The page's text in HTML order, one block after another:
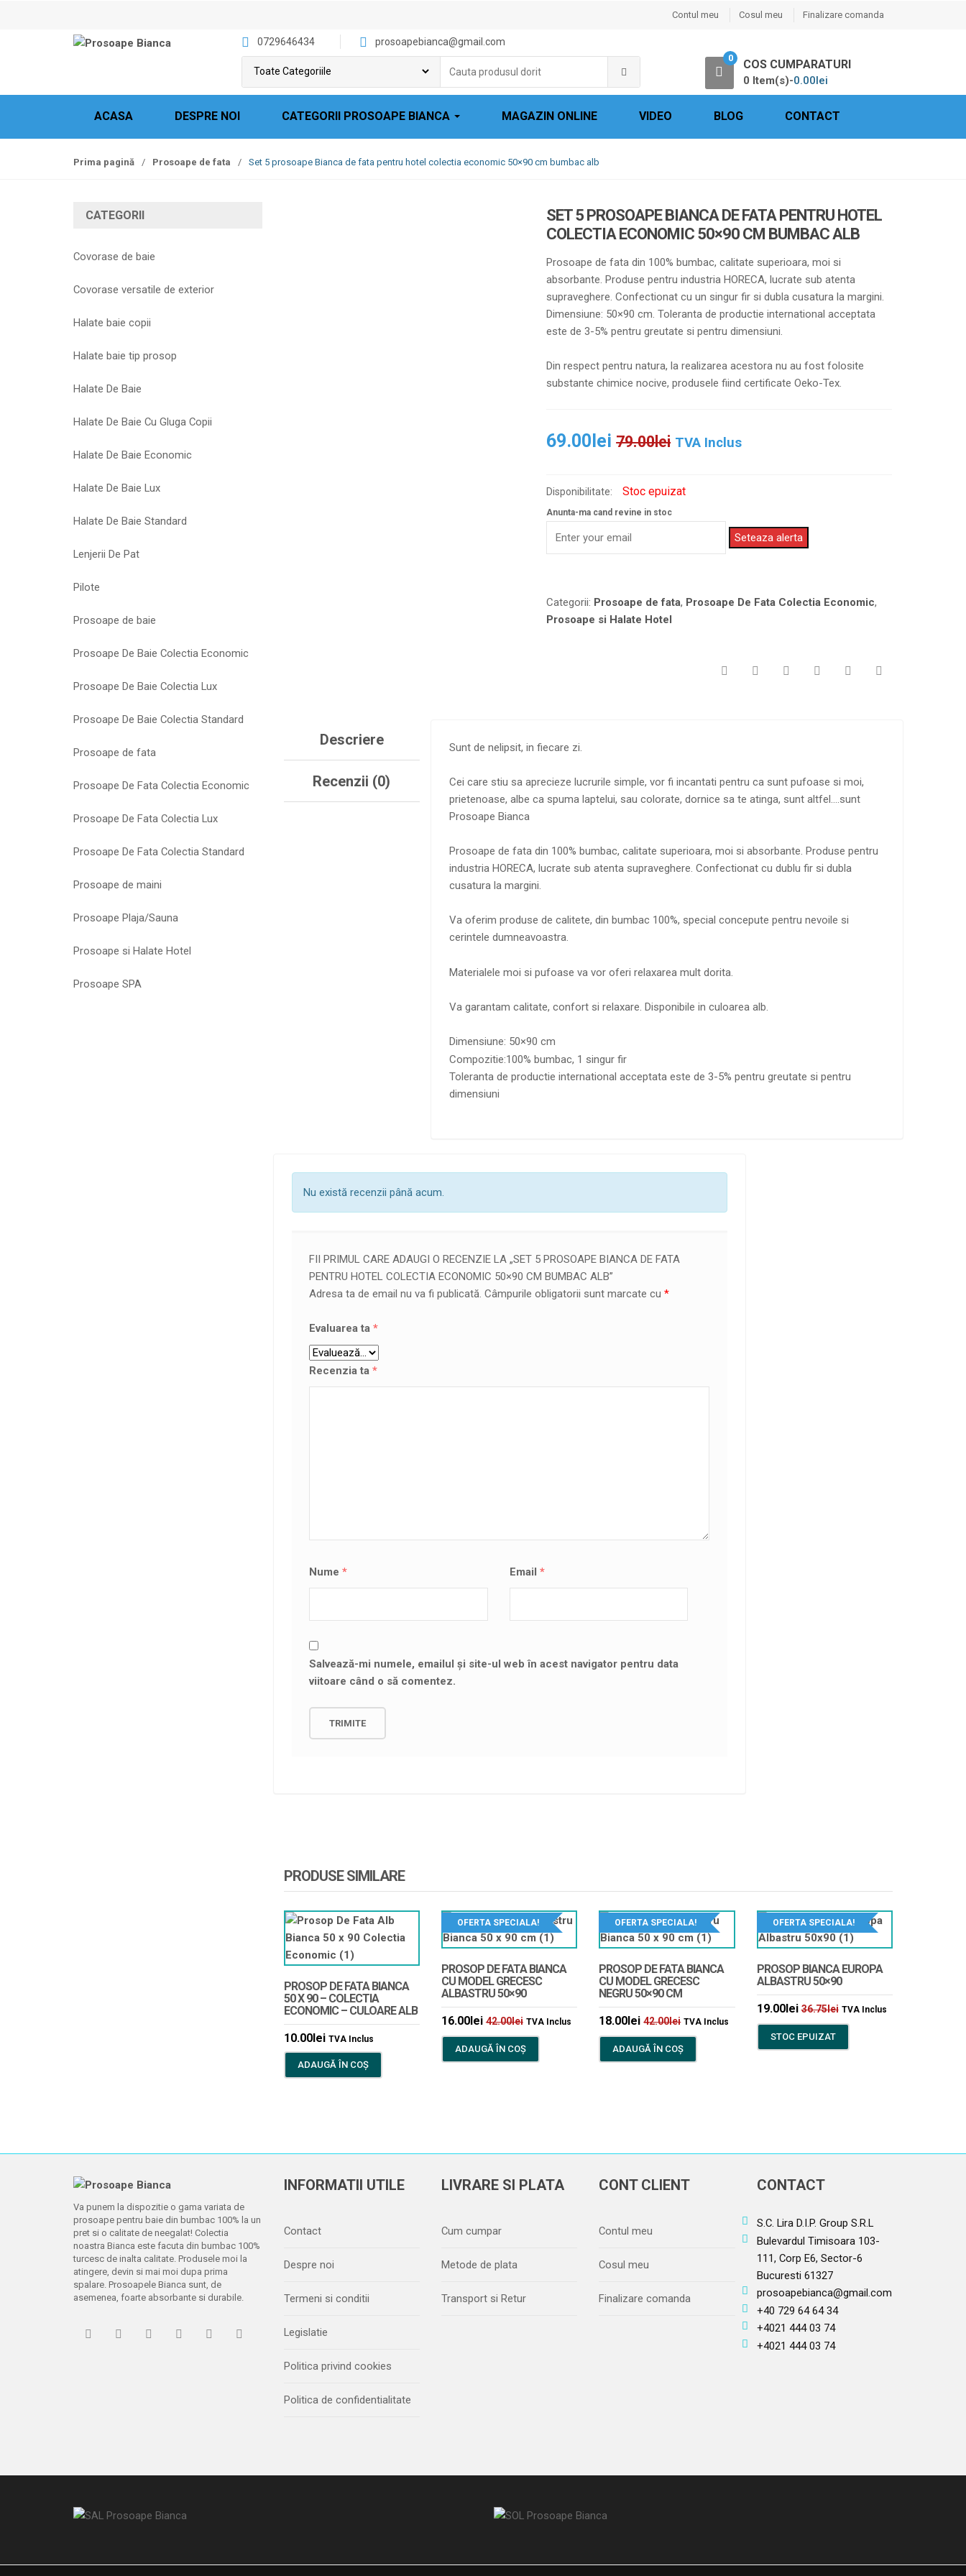
o
o
Contul meu Cosul meu Finalizare comanda
0729646434 prosoapebianca@gmail.com
produsul
dorit:
0 COS CUMPARATURI
0 Item(s)-0.00lei
ACASA DESPRE NOI CATEGORII PROSOAPE BIANCA MAGAZIN ONLINE VIDEO BLOG CONTACT
Prima pagină / Prosoape de fata / Set 5 prosoape Bianca de fata pentru hotel colectia economic 50×90 cm bumbac alb
SET 5 PROSOAPE BIANCA DE FATA PENTRU HOTEL
COLECTIA ECONOMIC 50×90 CM BUMBAC ALB
Prosoape de fata din 100% bumbac, calitate superioara, moi si
absorbante. Produse pentru industria HORECA, lucrate sub atenta
supraveghere. Confectionat cu un singur fir si dubla cusatura la margini.
Dimensiune: 50×90 cm. Toleranta de productie international acceptata
este de 3-5% pentru greutate si pentru dimensiuni.
Din respect pentru natura, la realizarea acestora nu au fost folosite
substante chimice nocive, produsele fiind certificate Oeko-Tex.
69.00 lei 79.00lei TVA Inclus
Disponibilitate: Stoc epuizat
Anunta-ma cand revine in stoc
Seteaza alerta
Categorii: Prosoape de fata, Prosoape De Fata Colectia Economic,
Prosoape si Halate Hotel
Descriere
Recenzii (0)
Sunt de nelipsit, in fiecare zi.
Cei care stiu sa aprecieze lucrurile simple, vor fi incantati pentru ca sunt pufoase si moi,
prietenoase, albe ca spuma laptelui, sau colorate, dornice sa te atinga, sunt altfel….sunt
Prosoape Bianca
Prosoape de fata din 100% bumbac, calitate superioara, moi si absorbante. Produse pentru
industria HORECA, lucrate sub atenta supraveghere. Confectionat cu dublu fir si dubla
cusatura la margini.
Va oferim produse de calitete, din bumbac 100%, special concepute pentru nevoile si
cerintele dumneavoastra.
Materialele moi si pufoase va vor oferi relaxarea mult dorita.
Va garantam calitate, confort si relaxare. Disponibile in culoarea alb.
Dimensiune: 50×90 cm
Compozitie:100% bumbac, 1 singur fir
Toleranta de productie international acceptata este de 3-5% pentru greutate si pentru
dimensiuni
Nu există recenzii până acum.
FII PRIMUL CARE ADAUGI O RECENZIE LA „SET 5 PROSOAPE BIANCA DE FATA
PENTRU HOTEL COLECTIA ECONOMIC 50×90 CM BUMBAC ALB”
Adresa ta de email nu va fi publicată. Câmpurile obligatorii sunt marcate cu *
Evaluarea ta *
Recenzia ta *
Nume * Email *
Salvează-mi numele, emailul și site-ul web în acest navigator pentru data
viitoare când o să comentez.
PRODUSE SIMILARE
PROSOP DE FATA BIANCA
50 X 90 – COLECTIA
ECONOMIC – CULOARE ALB
10.00lei TVA Inclus
ADAUGĂ ÎN COȘ
OFERTA SPECIALA!
PROSOP DE FATA BIANCA
CU MODEL GRECESC
ALBASTRU 50×90
16.00lei 42.00lei TVA Inclus
ADAUGĂ ÎN COȘ
OFERTA SPECIALA!
PROSOP DE FATA BIANCA
CU MODEL GRECESC
NEGRU 50×90 CM
18.00lei 42.00lei TVA Inclus
ADAUGĂ ÎN COȘ
OFERTA SPECIALA!
PROSOP BIANCA EUROPA
ALBASTRU 50×90
19.00lei 36.75lei TVA Inclus
STOC EPUIZAT
CATEGORII
Covorase de baie
Covorase versatile de exterior
Halate baie copii
Halate baie tip prosop
Halate De Baie
Halate De Baie Cu Gluga Copii
Halate De Baie Economic
Halate De Baie Lux
Halate De Baie Standard
Lenjerii De Pat
Pilote
Prosoape de baie
Prosoape De Baie Colectia Economic
Prosoape De Baie Colectia Lux
Prosoape De Baie Colectia Standard
Prosoape de fata
Prosoape De Fata Colectia Economic
Prosoape De Fata Colectia Lux
Prosoape De Fata Colectia Standard
Prosoape de maini
Prosoape Plaja/Sauna
Prosoape si Halate Hotel
Prosoape SPA
Va punem la dispozitie o gama variata de
prosoape pentru baie din bumbac 100% la un
pret si o calitate de neegalat! Colectia
noastra Bianca este facuta din bumbac 100%
turcesc de inalta calitate. Produsele moi la
atingere, devin si mai moi dupa prima
spalare. Prosoapele Bianca sunt, de
asemenea, foarte absorbante si durabile.
INFORMATII UTILE
Contact
Despre noi
Termeni si conditii
Legislatie
Politica privind cookies
Politica de confidentialitate
LIVRARE SI PLATA
Cum cumpar
Metode de plata
Transport si Retur
CONT CLIENT
Contul meu
Cosul meu
Finalizare comanda
CONTACT
S.C. Lira D.I.P. Group S.R.L
Bulevardul Timisoara 103-
111, Corp E6, Sector-6
Bucuresti 61327
prosoapebianca@gmail.com
+40 729 64 64 34
+4021 444 03 74
+4021 444 03 74